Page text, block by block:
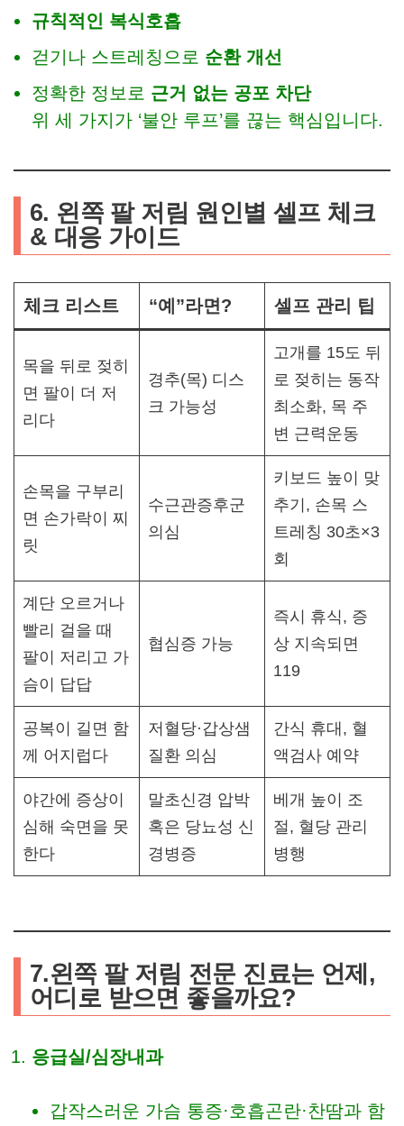
규칙적인 복식호흡
걷기나 스트레칭으로 순환 개선
정확한 정보로 근거 없는 공포 차단
위 세 가지가 ‘불안 루프’를 끊는 핵심입니다.
6. 왼쪽 팔 저림 원인별 셀프 체크
& 대응 가이드
체크 리스트 “예”라면? 셀프 관리 팁
목을 뒤로 젖히
면 팔이 더 저
리다
경추(목) 디스
크 가능성
고개를 15도 뒤
로 젖히는 동작
최소화, 목 주
변 근력운동
손목을 구부리
면 손가락이 찌
릿
수근관증후군
의심
키보드 높이 맞
추기, 손목 스
트레칭 30초×3
회
계단 오르거나
빨리 걸을 때
팔이 저리고 가
슴이 답답
협심증 가능
즉시 휴식, 증
상 지속되면
119
공복이 길면 함
께 어지럽다
저혈당·갑상샘
질환 의심
간식 휴대, 혈
액검사 예약
야간에 증상이
심해 숙면을 못
한다
말초신경 압박
혹은 당뇨성 신
경병증
베개 높이 조
절, 혈당 관리
병행
7.왼쪽 팔 저림 전문 진료는 언제,
어디로 받으면 좋을까요?
응급실/심장내과
갑작스러운 가슴 통증·호흡곤란·찬땀과 함